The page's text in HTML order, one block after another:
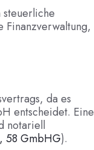
Finanzverwaltung,
da es
entscheidet. Eine
notariell
58 GmbHG).